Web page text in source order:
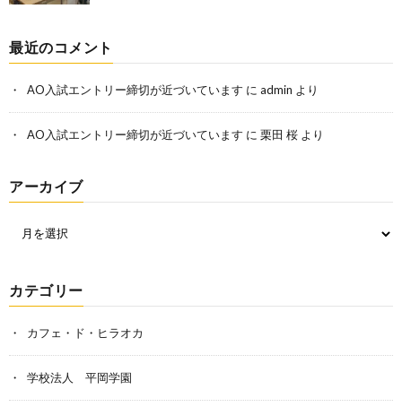
最近のコメント
AO入試エントリー締切が近づいています に admin より
AO入試エントリー締切が近づいています に 栗田 桜 より
アーカイブ
カテゴリー
カフェ・ド・ヒラオカ
学校法人 平岡学園